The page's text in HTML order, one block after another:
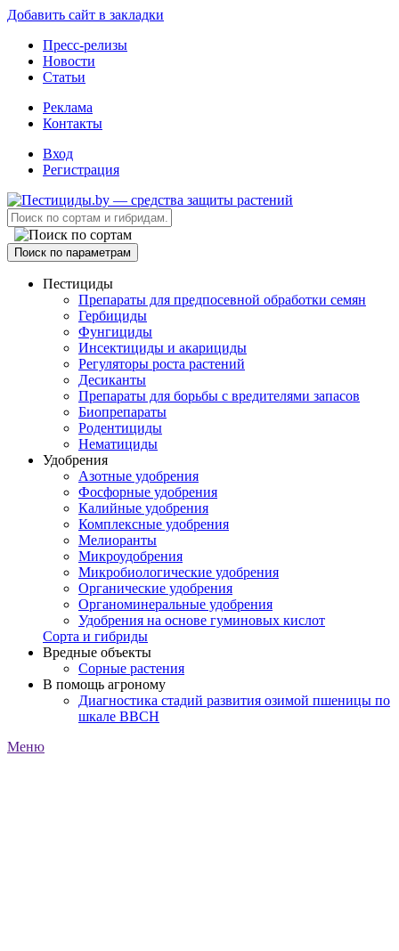
Добавить сайт в закладки
Пресс-релизы
Новости
Статьи
Реклама
Контакты
Вход
Регистрация
Поиск по параметрам
Пестициды
Препараты для предпосевной обработки семян
Гербициды
Фунгициды
Инсектициды и акарициды
Регуляторы роста растений
Десиканты
Препараты для борьбы с вредителями запасов
Биопрепараты
Родентициды
Нематициды
Удобрения
Азотные удобрения
Фосфорные удобрения
Калийные удобрения
Комплексные удобрения
Мелиоранты
Микроудобрения
Микробиологические удобрения
Органические удобрения
Органоминеральные удобрения
Удобрения на основе гуминовых кислот
Сорта и гибриды
Вредные объекты
Сорные растения
В помощь агроному
Диагностика стадий развития озимой пшеницы по
шкале ВВСН
Меню